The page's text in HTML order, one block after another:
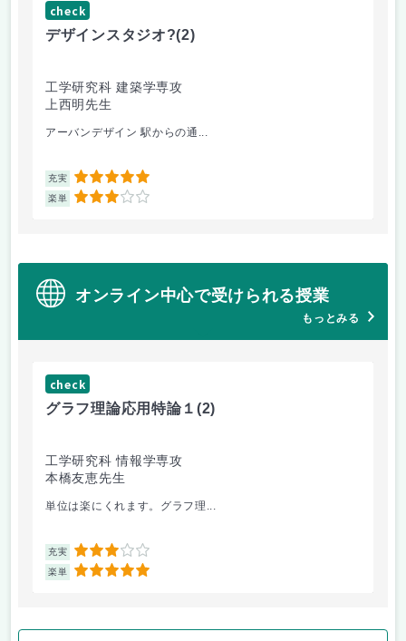
check
デザインスタジオ?(2)
工学研究科 建築学専攻
上西明先生
アーバンデザイン 駅からの通...
充実 5
楽単 3
オンライン中心で受けられる授業
もっとみる
check
グラフ理論応用特論１ (2)
工学研究科 情報学専攻
本橋友恵先生
単位は楽にくれます。グラフ理...
充実 3
楽単 5